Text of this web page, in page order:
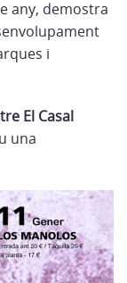
any, demostra
i
El Casal
una